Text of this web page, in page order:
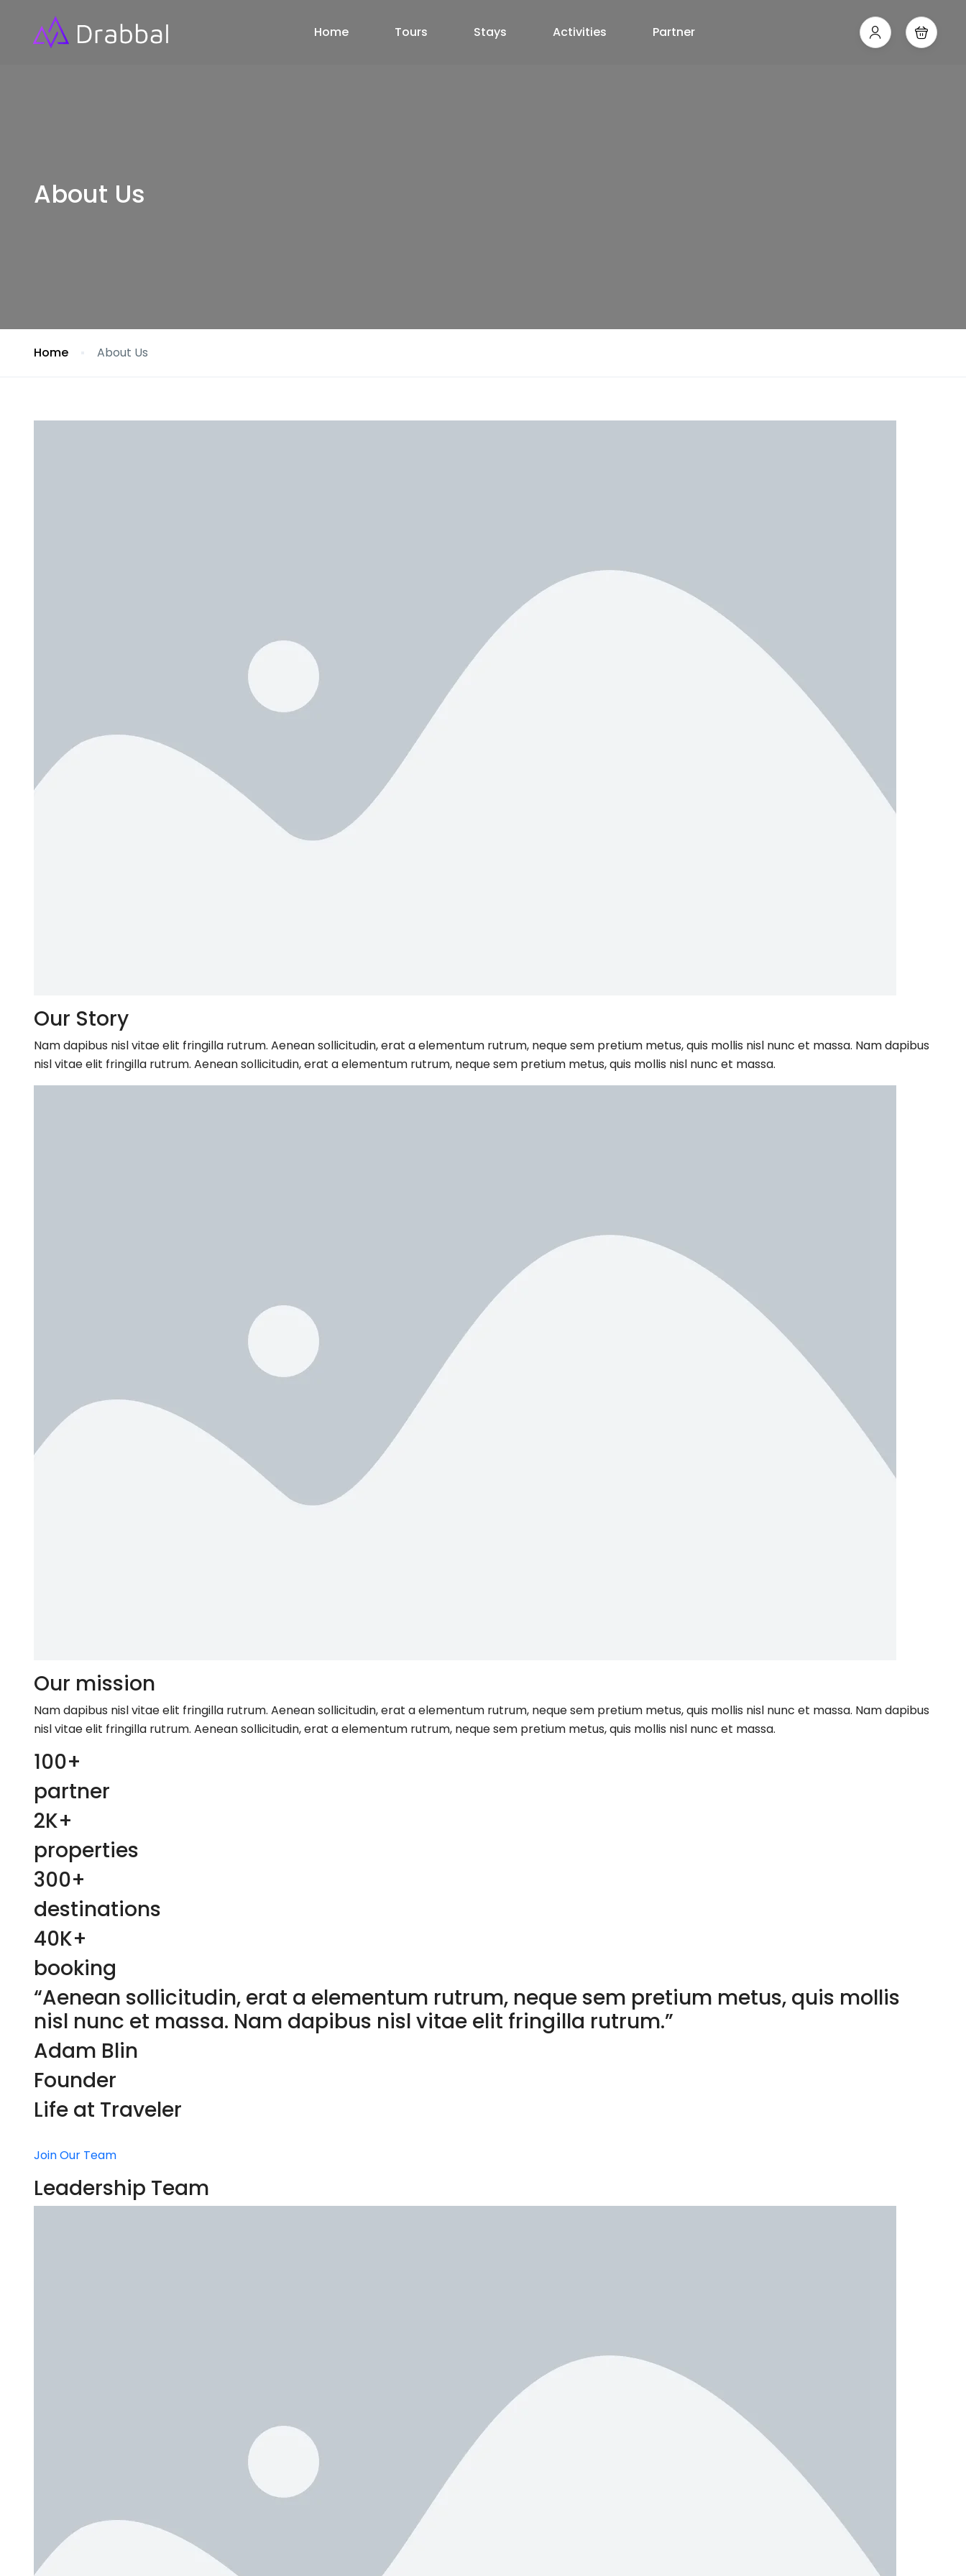
Home Tours Stays Activities Partner
About Us
Home About Us
Our Story
Nam dapibus nisl vitae elit fringilla rutrum. Aenean sollicitudin, erat a elementum rutrum, neque sem pretium metus, quis mollis nisl nunc et massa. Nam dapibus
nisl vitae elit fringilla rutrum. Aenean sollicitudin, erat a elementum rutrum, neque sem pretium metus, quis mollis nisl nunc et massa.
Our mission
Nam dapibus nisl vitae elit fringilla rutrum. Aenean sollicitudin, erat a elementum rutrum, neque sem pretium metus, quis mollis nisl nunc et massa. Nam dapibus
nisl vitae elit fringilla rutrum. Aenean sollicitudin, erat a elementum rutrum, neque sem pretium metus, quis mollis nisl nunc et massa.
100+
partner
2K+
properties
300+
destinations
40K+
booking
“Aenean sollicitudin, erat a elementum rutrum, neque sem pretium metus, quis mollis
nisl nunc et massa. Nam dapibus nisl vitae elit fringilla rutrum.”
Adam Blin
Founder
Life at Traveler
Join Our Team
Leadership Team